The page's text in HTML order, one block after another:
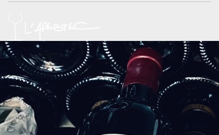
Politique de cookies (UE)
Qui sommes nous ?
Validation de la commande
Wishlist